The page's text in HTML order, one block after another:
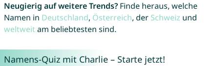
Neugierig auf weitere Trends?Finde heraus, welche
Namen in Deutschland, Österreich, der Schweiz und
weltweitam beliebtesten sind.
Namens-Quiz mit Charlie – Starte jetzt!